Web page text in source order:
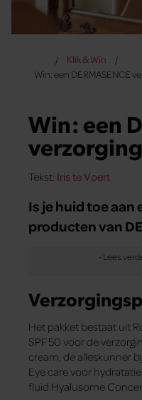
Klik & Win
Win: een DERMASENCE
Win: een
Tekst: Iris te Voert
Is je huid toe aan
producten van
Het pakket bestaat uit
SPF 50 voor de
cream, de alleskunner
Eye care voor
fluid Hyalusome